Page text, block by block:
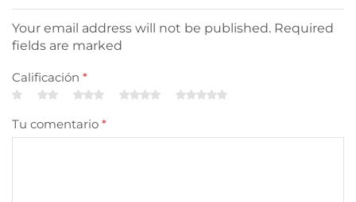
Your email address will not be published. Required
fields are marked
Calificación *
Tu comentario *